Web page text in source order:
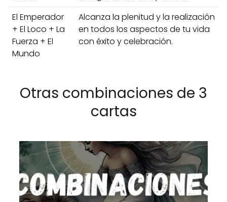
El Emperador
+ El Loco + La
Fuerza + El
Mundo
Alcanza la plenitud y la realización
en todos los aspectos de tu vida
con éxito y celebración.
Otras combinaciones de 3
cartas